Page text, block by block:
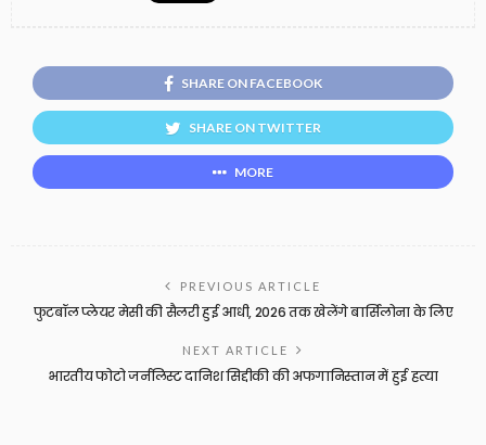
SHARE ON FACEBOOK
SHARE ON TWITTER
MORE
PREVIOUS ARTICLE
फुटबॉल प्लेयर मेसी की सैलरी हुई आधी, 2026 तक खेलेंगे बार्सिलोना के लिए
NEXT ARTICLE
भारतीय फोटो जर्नलिस्ट दानिश सिद्दीकी की अफगानिस्तान में हुई हत्या